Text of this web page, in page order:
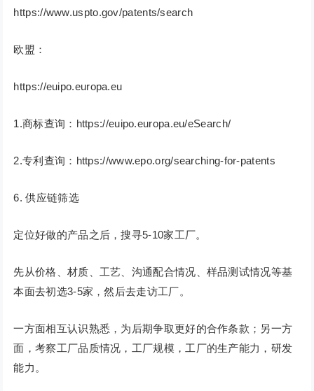
https://www.uspto.gov/patents/search
欧盟：
https://euipo.europa.eu
1.商标查询：https://euipo.europa.eu/eSearch/
2.专利查询：https://www.epo.org/searching-for-patents
6. 供应链筛选
定位好做的产品之后，搜寻5-10家工厂。
先从价格、材质、工艺、沟通配合情况、样品测试情况等基
本面去初选3-5家，然后去走访工厂。
一方面相互认识熟悉，为后期争取更好的合作条款；另一方
面，考察工厂品质情况，工厂规模，工厂的生产能力，研发
能力。